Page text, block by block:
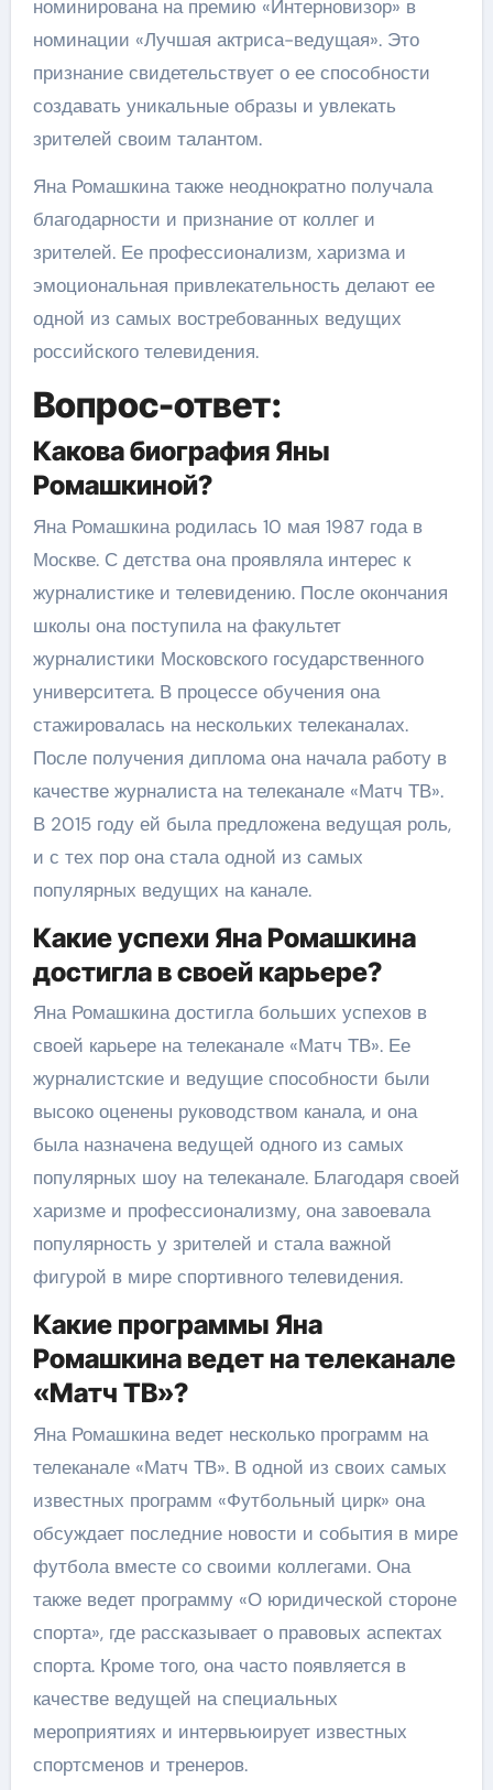
номинирована на премию «Интерновизор» в
номинации «Лучшая актриса-ведущая». Это
признание свидетельствует о ее способности
создавать уникальные образы и увлекать
зрителей своим талантом.
Яна Ромашкина также неоднократно получала
благодарности и признание от коллег и
зрителей. Ее профессионализм, харизма и
эмоциональная привлекательность делают ее
одной из самых востребованных ведущих
российского телевидения.
Вопрос-ответ:
Какова биография Яны
Ромашкиной?
Яна Ромашкина родилась 10 мая 1987 года в
Москве. С детства она проявляла интерес к
журналистике и телевидению. После окончания
школы она поступила на факультет
журналистики Московского государственного
университета. В процессе обучения она
стажировалась на нескольких телеканалах.
После получения диплома она начала работу в
качестве журналиста на телеканале «Матч ТВ».
В 2015 году ей была предложена ведущая роль,
и с тех пор она стала одной из самых
популярных ведущих на канале.
Какие успехи Яна Ромашкина
достигла в своей карьере?
Яна Ромашкина достигла больших успехов в
своей карьере на телеканале «Матч ТВ». Ее
журналистские и ведущие способности были
высоко оценены руководством канала, и она
была назначена ведущей одного из самых
популярных шоу на телеканале. Благодаря своей
харизме и профессионализму, она завоевала
популярность у зрителей и стала важной
фигурой в мире спортивного телевидения.
Какие программы Яна
Ромашкина ведет на телеканале
«Матч ТВ»?
Яна Ромашкина ведет несколько программ на
телеканале «Матч ТВ». В одной из своих самых
известных программ «Футбольный цирк» она
обсуждает последние новости и события в мире
футбола вместе со своими коллегами. Она
также ведет программу «О юридической стороне
спорта», где рассказывает о правовых аспектах
спорта. Кроме того, она часто появляется в
качестве ведущей на специальных
мероприятиях и интервьюирует известных
спортсменов и тренеров.